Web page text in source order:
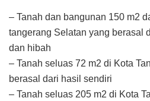
– Tanah dan bangunan 150 m2
tangerang Selatan yang berasal
dan hibah
– Tanah seluas 72 m2 di Kota
berasal dari hasil sendiri
– Tanah seluas 205 m2 di Kota